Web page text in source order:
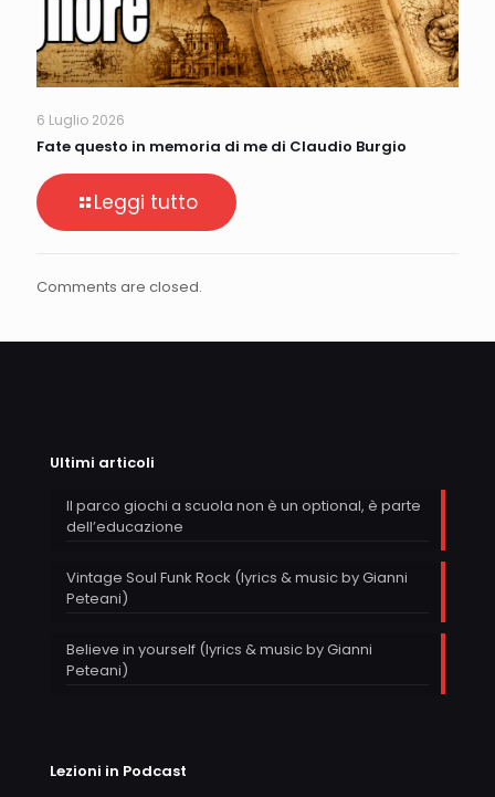
6 Luglio 2026
Fate questo in memoria di me di Claudio Burgio
Leggi tutto
Comments are closed.
Ultimi articoli
Il parco giochi a scuola non è un optional, è parte
dell’educazione
Vintage Soul Funk Rock (lyrics & music by Gianni
Peteani)
Believe in yourself (lyrics & music by Gianni
Peteani)
Lezioni in Podcast